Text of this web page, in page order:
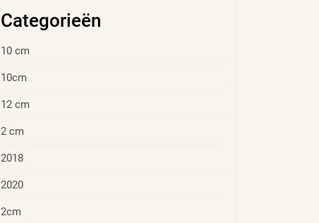
Categorieën
10 cm
10cm
12 cm
2 cm
2018
2020
2cm